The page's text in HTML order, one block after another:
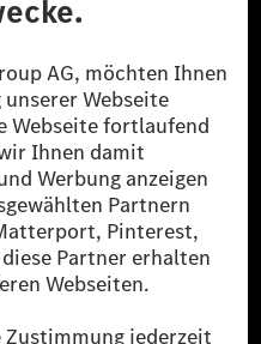
vorbehalten.
nicht vermiedene oder nicht
Benz Group durch
werden.
Bestandteil von MB.CHARGE
China. Sofern an der jeweiligen
Energien vorliegt,
Diese stellen
Public eine äquivalente
ins Stromnetz eingespeist wird.